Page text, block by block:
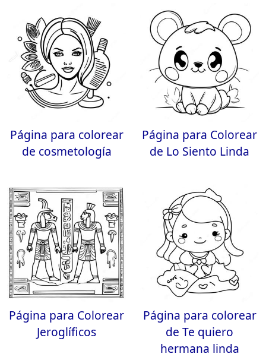
Página para colorear
de cosmetología
Página para Colorear
de Lo Siento Linda
Página para Colorear
Jeroglíficos
Página para colorear
de Te quiero
hermana linda